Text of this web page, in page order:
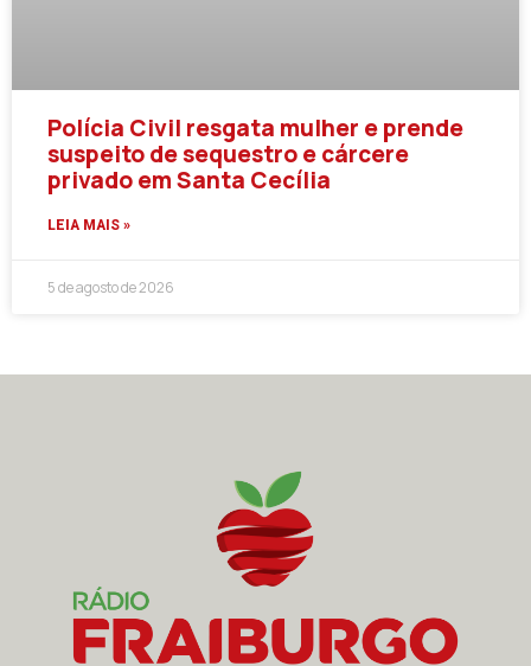
Polícia Civil resgata mulher e prende
suspeito de sequestro e cárcere
privado em Santa Cecília
LEIA MAIS »
5 de agosto de 2026